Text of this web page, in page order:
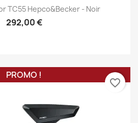
TC55 Hepco&Becker - Noir
292,00 €
PROMO !
favorite_border